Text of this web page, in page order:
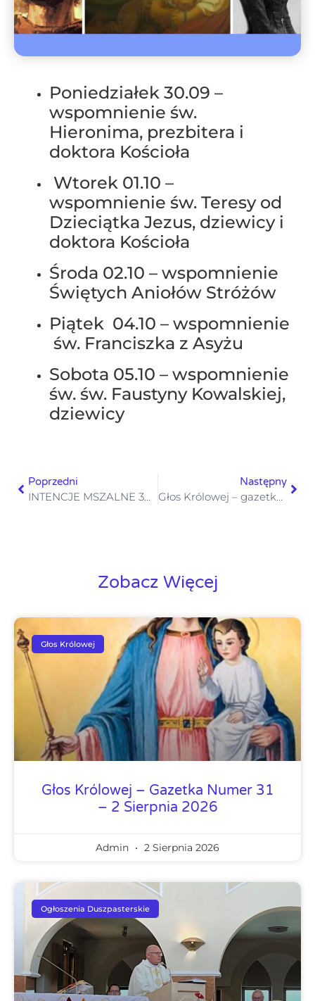
Poniedziałek 30.09 –
wspomnienie św.
Hieronima, prezbitera i
doktora Kościoła
Wtorek 01.10 –
wspomnienie św. Teresy od
Dzieciątka Jezus, dziewicy i
doktora Kościoła
Środa 02.10 – wspomnienie
Świętych Aniołów Stróżów
Piątek 04.10 – wspomnienie
św. Franciszka z Asyżu
Sobota 05.10 – wspomnienie
św. św. Faustyny Kowalskiej,
dziewicy
Poprzedni
INTENCJE MSZALNE 30.09-06.10.2024
Następny
Głos Królowej – gazetka numer 39– 29 września 2024
Zobacz Więcej
Głos Królowej
Głos Królowej – Gazetka Numer 31
– 2 Sierpnia 2026
Admin 2 Sierpnia 2026
Ogłoszenia Duszpasterskie